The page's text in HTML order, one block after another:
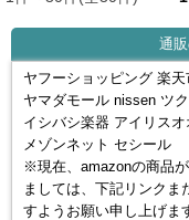
通
ヤフーショッピング 楽
ヤマダモール nissen ツ
イシバシ楽器 アイリス
メゾンネット セシール
※現在、amazonの商品
ましては、下記リンクま
すようお願い申し上げま